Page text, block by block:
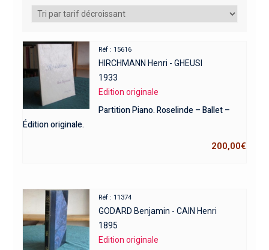
Réf : 15616
HIRCHMANN Henri - GHEUSI
1933
Edition originale
Partition Piano. Roselinde – Ballet –
Édition originale.
200,00€
Réf : 11374
GODARD Benjamin - CAIN Henri
1895
Edition originale